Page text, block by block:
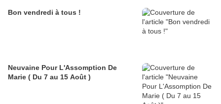
Bon vendredi à tous !
Neuvaine Pour L'Assomption De
Marie ( Du 7 au 15 Août )